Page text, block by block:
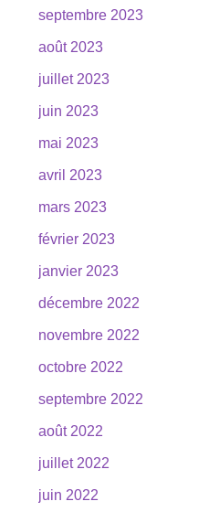
septembre 2023
août 2023
juillet 2023
juin 2023
mai 2023
avril 2023
mars 2023
février 2023
janvier 2023
décembre 2022
novembre 2022
octobre 2022
septembre 2022
août 2022
juillet 2022
juin 2022